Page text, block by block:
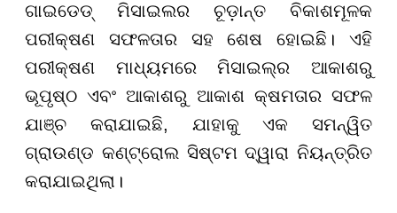
ଗାଇଡେଡ୍ ମିସାଇଲର ଚୂଡ଼ାନ୍ତ ବିକାଶମୂଳକ
ପରୀକ୍ଷଣ ସଫଳତାର ସହ ଶେଷ ହୋଇଛି। ଏହି
ପରୀକ୍ଷଣ ମାଧ୍ୟମରେ ମିସାଇଲ୍ର ଆକାଶରୁ
ଭୂପୃଷ୍ଠ ଏବଂ ଆକାଶରୁ ଆକାଶ କ୍ଷମତାର ସଫଳ
ଯାଞ୍ଚ କରାଯାଇଛି, ଯାହାକୁ ଏକ ସମନ୍ୱିତ
ଗ୍ରାଉଣ୍ଡ କଣ୍ଟ୍ରୋଲ ସିଷ୍ଟମ ଦ୍ୱାରା ନିୟନ୍ତ୍ରିତ
କରାଯାଇଥିଲା।